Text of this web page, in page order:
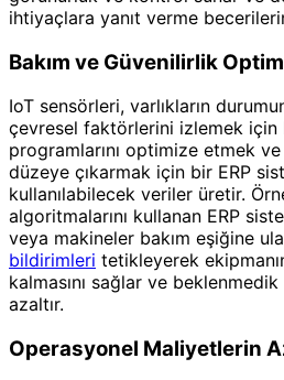
ihtiyaçlara yanıt verme
Bakım ve Güvenilirlik
IoT sensörleri, varlıkların
çevresel faktörlerini izlemek için
programlarını optimize etmek ve
düzeye çıkarmak için bir ERP
kullanılabilecek veriler üretir.
algoritmalarını kullanan ERP
veya makineler bakım eşiğine
bildirimleri tetikleyerek
kalmasını sağlar ve
azaltır.
Operasyonel Maliyetlerin